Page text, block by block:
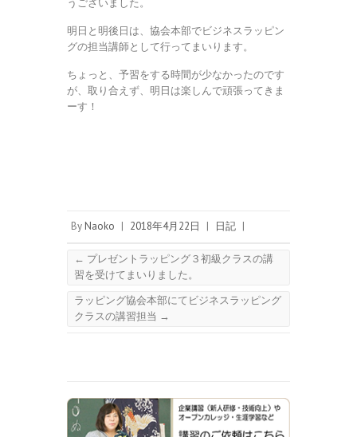
うございました。
明日と明後日は、協会本部でビジネスラッピン
グの担当講師として行ってまいります。
ちょっと、予習をする時間が少なかったのです
が、取り合えず、明日は楽しんで頑張ってきま
ーす！
By Naoko | 2018年4月22日 | 日記 |
← プレゼントラッピング３初級クラスの講
習を受けてまいりました。
ラッピング協会本部にてビジネスラッピング
クラスの講習担当 →